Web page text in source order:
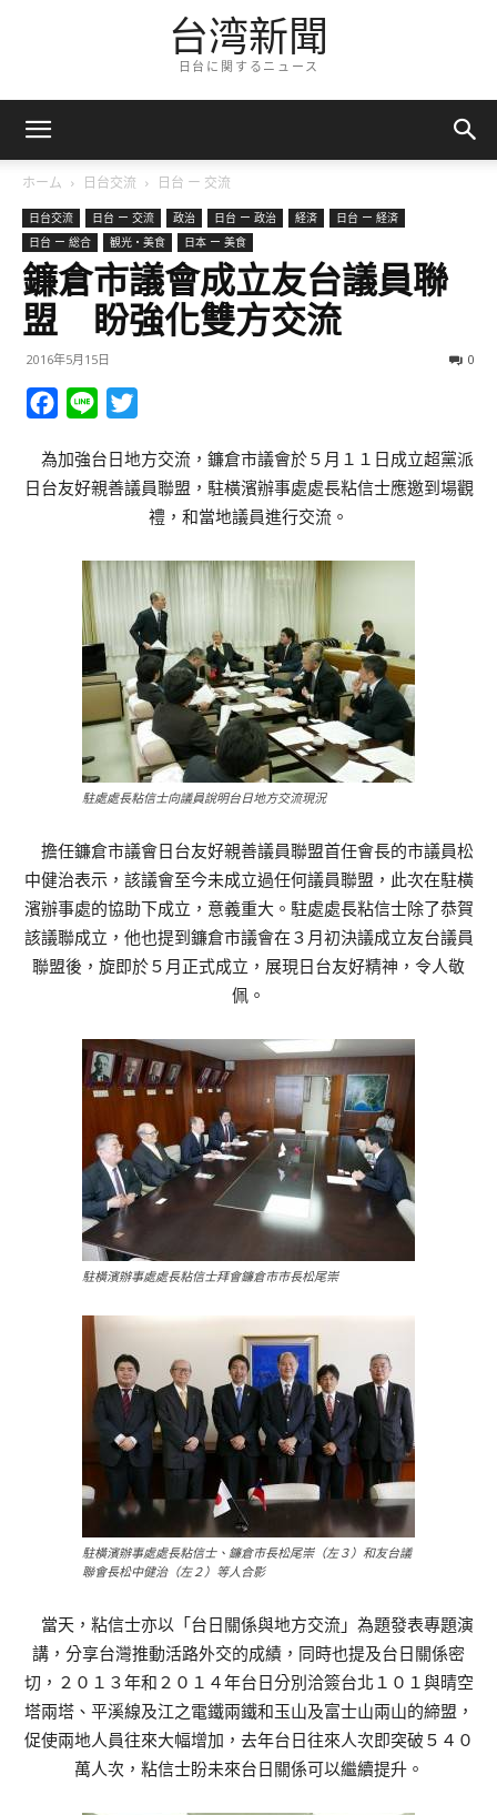
台湾新聞
日台に関するニュース
ホーム 日台交流 日台 ー 交流
日台交流 日台 ー 交流 政治 日台 ー 政治 経済
日台 ー 経済
日台 ー 総合
観光・美食 日本 ー 美食
鐮倉市議會成立友台議員聯
盟 盼強化雙方交流
2016年5月15日 0
Facebook
Line
為加強台日地方交流，鐮倉市議會於５月１１日成立超黨派
日台友好親善議員聯盟，駐橫濱辦事處處長粘信士應邀到場觀
禮，和當地議員進行交流。
駐處處長粘信士向議員說明台日地方交流現況
擔任鐮倉市議會日台友好親善議員聯盟首任會長的市議員松
中健治表示，該議會至今未成立過任何議員聯盟，此次在駐橫
濱辦事處的協助下成立，意義重大。駐處處長粘信士除了恭賀
該議聯成立，他也提到鐮倉市議會在３月初決議成立友台議員
聯盟後，旋即於５月正式成立，展現日台友好精神，令人敬
佩。
駐橫濱辦事處處長粘信士拜會鐮倉市市長松尾崇
駐橫濱辦事處處長粘信士、鐮倉市長松尾崇（左３）和友台議
聯會長松中健治（左２）等人合影
當天，粘信士亦以「台日關係與地方交流」為題發表專題演
講，分享台灣推動活路外交的成績，同時也提及台日關係密
切，２０１３年和２０１４年台日分別洽簽台北１０１與晴空
塔兩塔、平溪線及江之電鐵兩鐵和玉山及富士山兩山的締盟，
促使兩地人員往來大幅增加，去年台日往來人次即突破５４０
萬人次，粘信士盼未來台日關係可以繼續提升。